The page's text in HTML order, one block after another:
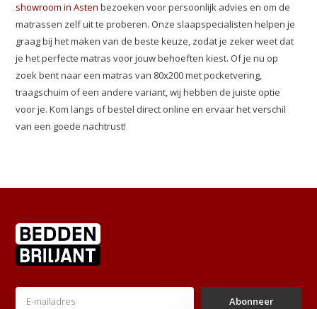
showroom in Asten bezoeken voor persoonlijk advies en om de
matrassen zelf uit te proberen. Onze slaapspecialisten helpen je
graag bij het maken van de beste keuze, zodat je zeker weet dat
je het perfecte matras voor jouw behoeften kiest. Of je nu op
zoek bent naar een matras van 80x200 met pocketvering,
traagschuim of een andere variant, wij hebben de juiste optie
voor je. Kom langs of bestel direct online en ervaar het verschil
van een goede nachtrust!
Abonneer